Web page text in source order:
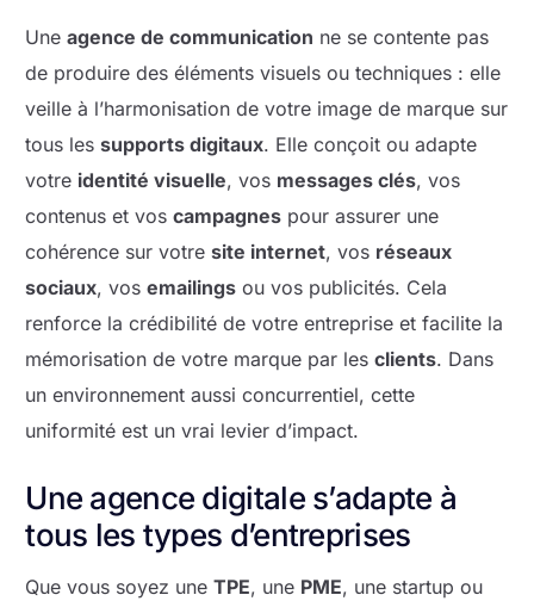
Uneagence de communication ne se contente pas
de produire des éléments visuels ou techniques : elle
veille à l’harmonisation de votre image de marque sur
tous lessupports digitaux. Elle conçoit ou adapte
votre identité visuelle, vos messages clés, vos
contenus et voscampagnes pour assurer une
cohérence sur votresite internet, vos réseaux
sociaux, vosemailings ou vos publicités. Cela
renforce la crédibilité de votre entreprise et facilite la
mémorisation de votre marque par lesclients. Dans
un environnement aussi concurrentiel, cette
uniformité est un vrai levier d’impact.
Une agence digitale s’adapte à
tous les types d’entreprises
Que vous soyez uneTPE, une PME, une startup ou